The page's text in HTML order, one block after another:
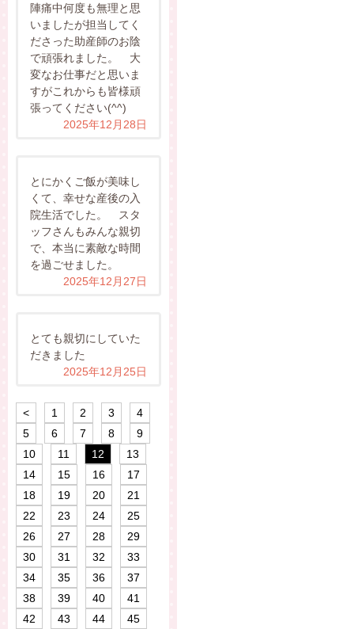
陣痛中何度も無理と思
いましたが担当してく
ださった助産師のお陰
で頑張れました。 大
変なお仕事だと思いま
すがこれからも皆様頑
張ってください(^^)
2025年12月28日
とにかくご飯が美味し
くて、幸せな産後の入
院生活でした。 スタ
ッフさんもみんな親切
で、本当に素敵な時間
を過ごせました。
2025年12月27日
とても親切にしていた
だきました
2025年12月25日
< 1 2 3
4
5
6 7 8
9
10
11 12
13
14
15 16
17
18
19 20
21
22
23 24
25
26
27 28
29
30
31 32
33
34
35 36
37
38
39 40
41
42
43 44
45